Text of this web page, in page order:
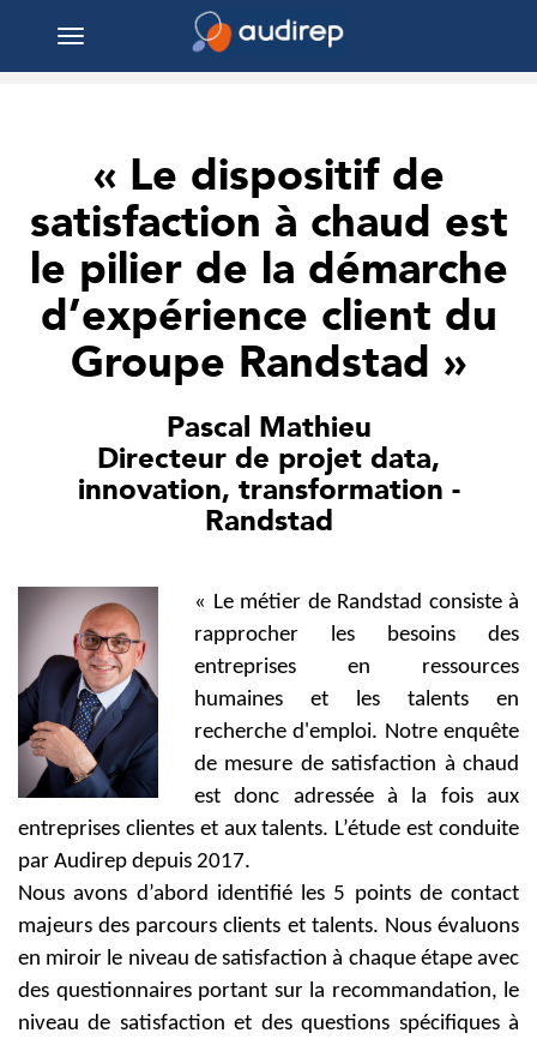
Toggle
« Le dispositif de
satisfaction à chaud est
le pilier de la démarche
d’expérience client du
Groupe Randstad »
Pascal Mathieu
Directeur de projet data,
innovation, transformation -
Randstad
« Le métier de Randstad consiste à
rapprocher les besoins des
entreprises en ressources
humaines et les talents en
recherche d'emploi. Notre enquête
de mesure de satisfaction à chaud
est donc adressée à la fois aux
entreprises clientes et aux talents. L’étude est conduite
par Audirep depuis 2017.
Nous avons d’abord identifié les 5 points de contact
majeurs des parcours clients et talents. Nous évaluons
en miroir le niveau de satisfaction à chaque étape avec
des questionnaires portant sur la recommandation, le
niveau de satisfaction et des questions spécifiques à